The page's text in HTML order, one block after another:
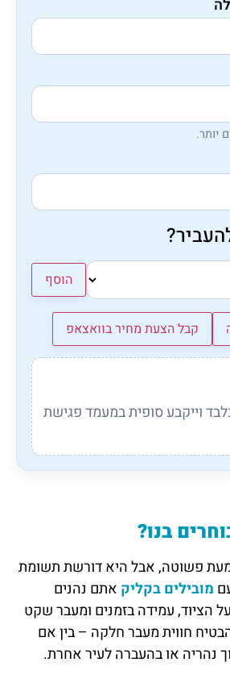
יותר.
הוסף
קבל הצעת מחיר בוואצאפ
וייקבע סופית במעמד פגישת
בנו?
פשוטה, אבל היא דורשת תשומת
מובילים בקליק אתם נהנים
הציוד, עמידה בזמנים ומעבר שקט
חווית מעבר חלקה – בין אם
נהריה או בהעברה לעיר אחרת.